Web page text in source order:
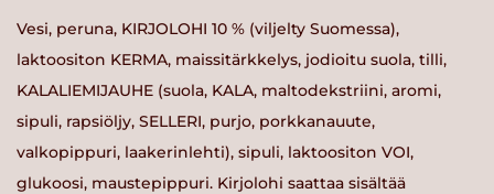
Vesi, peruna, KIRJOLOHI 10 % (viljelty Suomessa),
laktoositon KERMA, maissitärkkelys, jodioitu suola, tilli,
KALALIEMIJAUHE (suola, KALA, maltodekstriini, aromi,
sipuli, rapsiöljy, SELLERI, purjo, porkkanauute,
valkopippuri, laakerinlehti), sipuli, laktoositon VOI,
glukoosi, maustepippuri. Kirjolohi saattaa sisältää